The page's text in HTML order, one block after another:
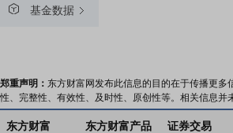
基金数据
郑重声明： 东方财富网发布此信息的目的在于传播更
性、完整性、有效性、及时性、原创性等。相关信息
东方财富 东方财富产品 证券交易